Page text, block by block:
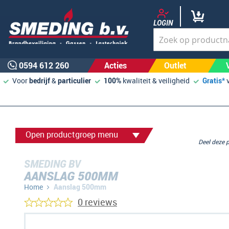
LOGIN
0594 612 260 Acties Outlet
Voorbedrijf&particulier 100% kwaliteit & veiligheid Gratis*
Open productgroep menu
SMEDING BV
AANSLAG 500MM
Home Aanslag 500mm
Deel
0 reviews
Ga